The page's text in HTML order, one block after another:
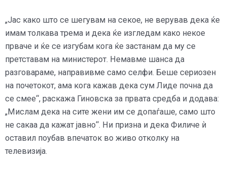
„Јас како што се шегувам на секое, не верував дека ќе
имам толкава трема и дека ќе изгледам како некое
прваче и ќе се изгубам кога ќе застанам да му се
претставам на министерот. Немавме шанса да
разговараме, направивме само селфи. Беше сериозен
на почетокот, ама кога кажав дека сум Лиде почна да
се смее“, раскажа Гиновска за првата средба и додава:
„Мислам дека на сите жени им се допаѓаше, само што
не сакаа да кажат јавно“. Ни призна и дека Филиче ѝ
оставил поубав впечаток во живо отколку на
телевизија.